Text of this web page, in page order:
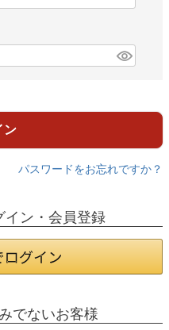
ン
パスワードをお忘れですか？
イン・会員登録
でないお客様